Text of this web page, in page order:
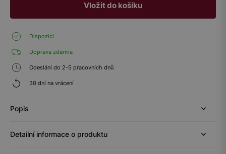
Vložit do košíku
Dispozici
Doprava zdarma
Odeslání do 2-5 pracovních dnů
30 dní na vrácení
Popis
Detailní informace o produktu